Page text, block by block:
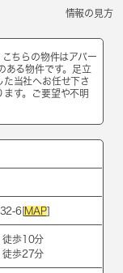
情報の見方
ちらの物件はアパー
ある物件です。足立
た当社へお任せ下さ
す。ご要望や不明
6[ MAP]
徒歩10分
徒歩27分